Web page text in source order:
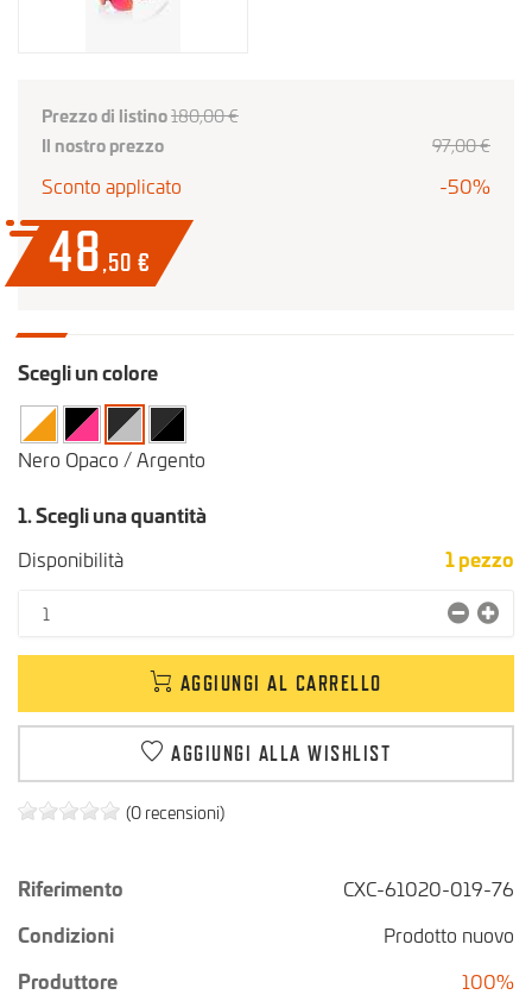
(0 recensioni)
Riferimento
CXC-61020-019-76
Condizioni
Prodotto nuovo
Produttore
100%
Prezzo di listino180,00 €
Il nostro prezzo
97,00€
Sconto applicato -50%
48,50 €
Scegli un colore
Nero Opaco / Argento
1. Scegli una quantità
Disponibilità
1pezzo
AGGIUNGI AL CARRELLO
AGGIUNGI ALLA WISHLIST